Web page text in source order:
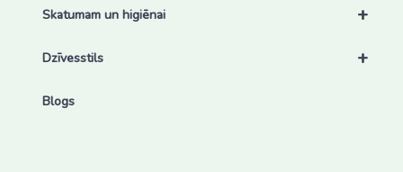
+
Skatumam un higiēnai
+
Dzīvesstils
Blogs